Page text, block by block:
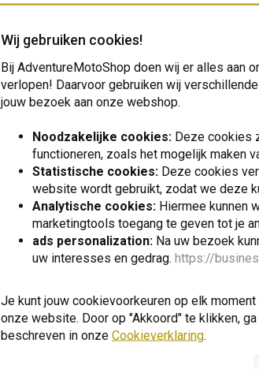
Wij gebruiken cookies!
Bij AdventureMotoShop doen wij er alles aan
verlopen! Daarvoor gebruiken wij
jouw bezoek aan onze webshop.
Noodzakelijke cookies: Deze cookies
functioneren, zoals het mogelijk maken
Statistische cookies: Deze cookies
website wordt gebruikt, zodat we deze
Analytische cookies: Hiermee kunnen
marketingtools toegang te geven tot je
ads personalization: Na uw bezoek
uw interesses en gedrag. https://
Je kunt jouw cookievoorkeuren op elk
onze website. Door op "Akkoord" te klikken,
beschreven in onze Cookieverklaring.